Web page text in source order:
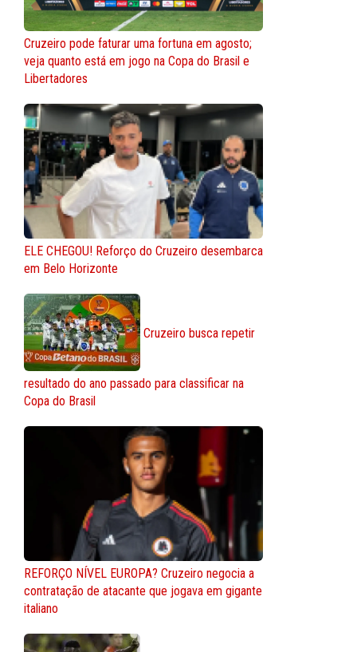
Cruzeiro pode faturar uma fortuna em agosto;
veja quanto está em jogo na Copa do Brasil e
Libertadores
ELE CHEGOU! Reforço do Cruzeiro desembarca
em Belo Horizonte
Cruzeiro busca repetir
resultado do ano passado para classificar na
Copa do Brasil
REFORÇO NÍVEL EUROPA? Cruzeiro negocia a
contratação de atacante que jogava em gigante
italiano